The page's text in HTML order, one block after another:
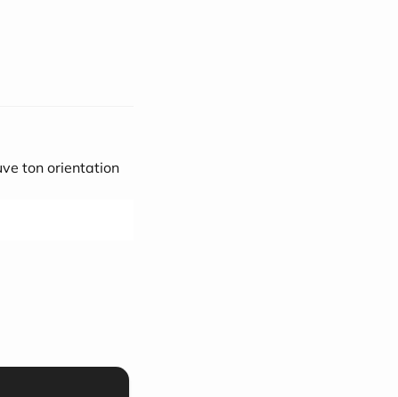
ton orientation